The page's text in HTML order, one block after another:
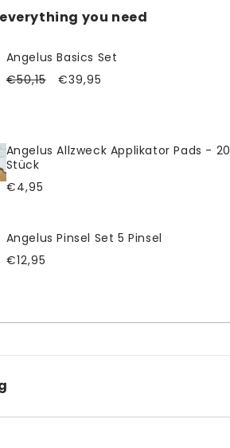
you need
Angelus Basics Set
Verkaufspreis
Normaler
€50,15 €39,95
Angelus Allzweck Applikator Pads - 20
Stück
Normaler
€4,95
Angelus Pinsel Set 5 Pinsel
Normaler
€12,95